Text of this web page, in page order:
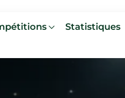
Statistiques